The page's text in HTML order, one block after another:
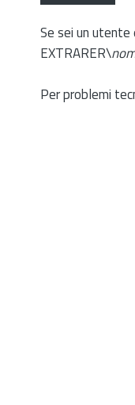
Se sei un utente
EXTRARER\
Per problemi